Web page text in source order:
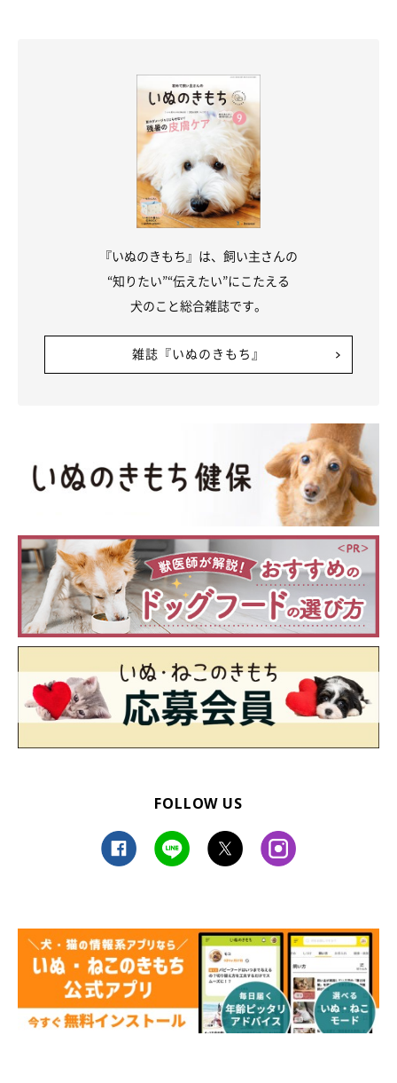
でも、陰で何をしているのかさすがに気になったので、ペットハ
ウスをどけてみることに。すべてが白日の下に晒されたときのし
らたまの様子が、いま見返してもとてもおもしろく、また可愛く
て仕方ないです！（笑）」
“再犯率”はパパさんの靴が一番高い？
まざまな物を運んできたとのこと。
“再犯率”はパパさんの靴が一番高いのだとか。もしかした
ら、しらたまちゃん好みのニオイがするのかも…？（笑）
『いぬのきもち』は、飼い主さんの
“知りたい”“伝えたい”にこたえる
犬のこと総合雑誌です。
雑誌『いぬのきもち』
FOLLOW US